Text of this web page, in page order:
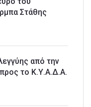
Στάθης
από την
το Κ.Υ.Α.Δ.Α.